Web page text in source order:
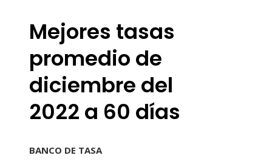
Mejores tasas
promedio de
diciembre del
2022 a 60 días
BANCO DE TASA